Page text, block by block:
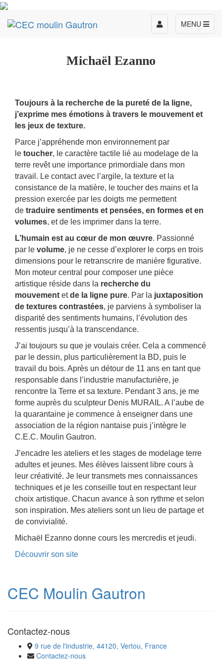
MENU
Toggle
navigation
Michaël Ezanno
Toujours à la recherche de la pureté de la ligne,
j’exprime mes émotions à travers le mouvement et
les jeux de texture.
Parce j’appréhende mon environnement par
le toucher, le caractère tactile lié au modelage de la
terre revêt une importance primordiale dans mon
travail. Le contact avec l’argile, la texture et la
consistance de la matière, le toucher des mains et la
pression exercée par les doigts me permettent
de traduire sentiments et pensées, en formes et en
volumes, et de les imprimer dans la terre.
L’humain est au cœur de mon œuvre. Passionné
par le volume, je ne cesse d’explorer le corps en trois
dimensions pour le retranscrire de manière figurative.
Mon moteur central pour composer une pièce
artistique réside dans la recherche du
mouvement etde la ligne pure. Par la juxtaposition
de textures contrastées, je parviens à symboliser la
disparité des sentiments humains, l’évolution des
ressentis jusqu’à la transcendance.
J’ai toujours su que je voulais créer. Cela a commencé
par le dessin, plus particulièrement la BD, puis le
travail du bois. Après un détour de 11 ans en tant que
responsable dans l’industrie manufacturière, je
rencontre la Terre et sa texture. Pendant 3 ans, je me
forme auprès du sculpteur Denis MURAIL. A l’aube de
la quarantaine je commence à enseigner dans une
association de la région nantaise puis j’intègre le
C.E.C. Moulin Gautron.
J’encadre les ateliers et les stages de modelage terre
adultes et jeunes. Mes élèves laissent libre cours à
leur créativité. Je leur transmets mes connaissances
techniques et je les conseille tout en respectant leur
choix artistique. Chacun avance à son rythme et selon
son inspiration. Mes ateliers sont un lieu de partage et
de convivialité.
Michaël Ezanno donne cours les mercredis et jeudi.
Découvrir son site
CEC Moulin Gautron
Contactez-nous
9 rue de l'industrie, 44120, Vertou, France
Contactez-nous